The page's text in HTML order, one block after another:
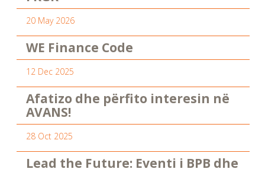
20 May 2026
WE Finance Code
12 Dec 2025
Afatizo dhe përfito interesin në
AVANS!
28 Oct 2025
Lead the Future: Eventi i BPB dhe